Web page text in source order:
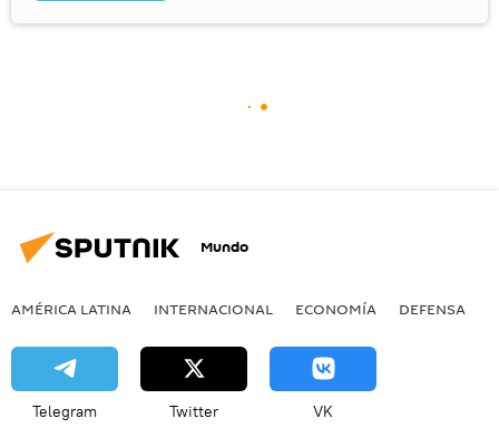
Mundo
AMÉRICA LATINA INTERNACIONAL ECONOMÍA DEFENSA
Telegram Twitter VK